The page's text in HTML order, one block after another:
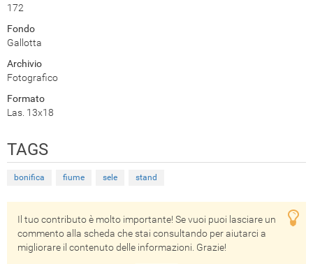
172
Fondo
Gallotta
Archivio
Fotografico
Formato
Las. 13x18
TAGS
bonifica fiume sele stand
Il tuo contributo è molto importante! Se vuoi puoi lasciare un
commento alla scheda che stai consultando per aiutarci a
migliorare il contenuto delle informazioni. Grazie!